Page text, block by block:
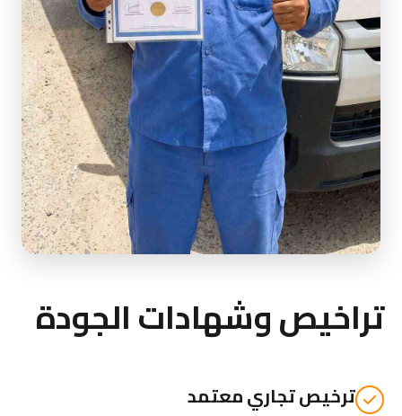
تراخيص وشهادات الجودة
ترخيص تجاري معتمد